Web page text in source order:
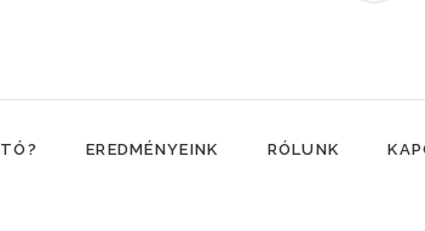
EREDMÉNYEINK RÓLUNK